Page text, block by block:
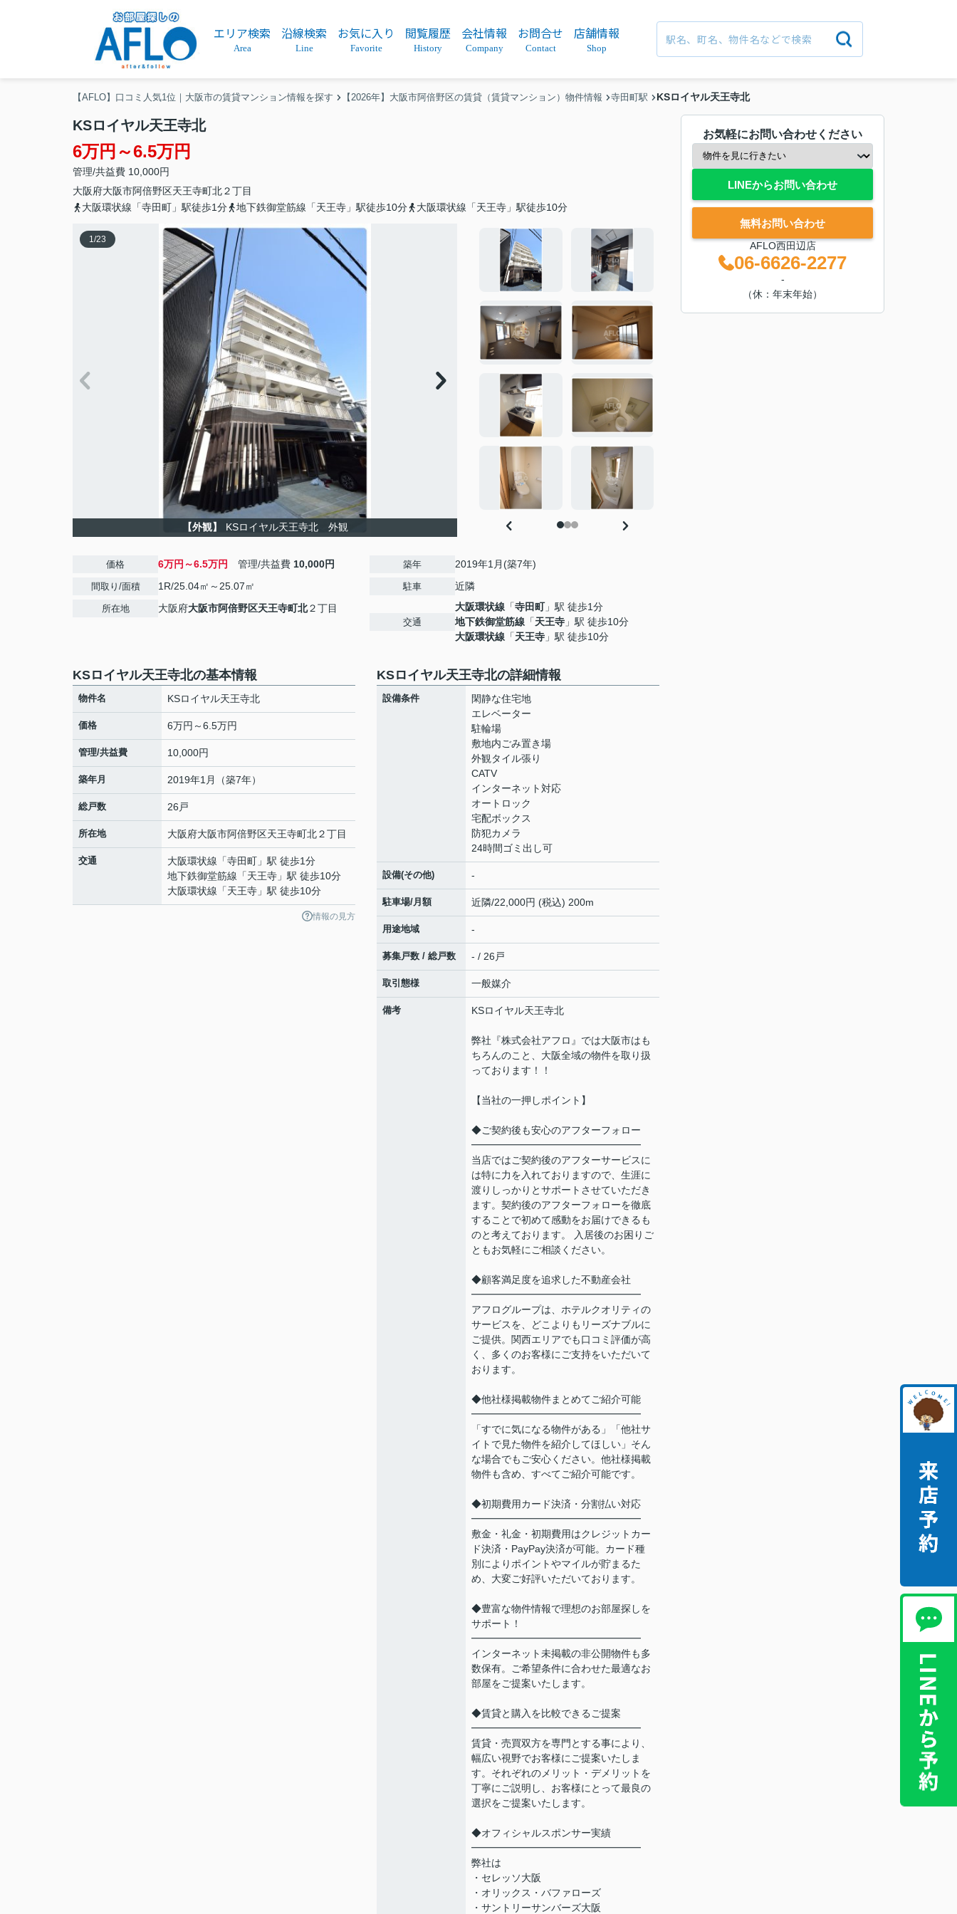
エリア検索
Area
沿線検索
Line
お気に入り
Favorite
閲覧履歴
History
会社情報
Company
お問合せ
Contact
店舗情報
Shop
【AFLO】口コミ人気1位｜大阪市の賃貸マンション情報を探す 【2026年】大阪市阿倍野区の賃貸（賃貸マンション）物件情報 寺田町駅 KSロイヤル天王寺北
KSロイヤル天王寺北
6万円～6.5万円
管理/共益費 10,000円
大阪府大阪市阿倍野区天王寺町北２丁目
大阪環状線「寺田町」駅徒歩1分
地下鉄御堂筋線「天王寺」駅徒歩10分 大阪環状線「天王寺」駅徒歩10分
1/23
【外観】 KSロイヤル天王寺北 外観
価格 6万円～6.5万円 管理/共益費 10,000円
間取り/面積 1R/25.04㎡～25.07㎡
所在地 大阪府大阪市阿倍野区天王寺町北２丁目
築年 2019年1月(築7年)
駐車 近隣
交通
大阪環状線 「寺田町」駅 徒歩1分
地下鉄御堂筋線 「天王寺 」駅 徒歩10分
大阪環状線 「天王寺 」駅 徒歩10分
KSロイヤル天王寺北の基本情報
物件名 KSロイヤル天王寺北
価格 6万円～6.5万円
管理/共益費 10,000円
築年月 2019年1月（築7年）
総戸数 26戸
所在地 大阪府大阪市阿倍野区天王寺町北２丁目
交通 大阪環状線 「寺田町 」駅 徒歩1分
地下鉄御堂筋線 「天王寺 」駅 徒歩10分
大阪環状線 「天王寺 」駅 徒歩10分
情報の見方
KSロイヤル天王寺北の詳細情報
設備条件
閑静な住宅地
エレベーター
駐輪場
敷地内ごみ置き場
外観タイル張り
CATV
インターネット対応
オートロック
宅配ボックス
防犯カメラ
24時間ゴミ出し可
設備(その他) -
駐車場/月額 近隣/22,000円 (税込) 200m
用途地域 -
募集戸数 / 総戸数 - / 26戸
取引態様 一般媒介
備考 KSロイヤル天王寺北
弊社『株式会社アフロ』では大阪市はも
ちろんのこと、大阪全域の物件を取り扱
っております！！
【当社の一押しポイント】
◆ご契約後も安心のアフターフォロー
━━━━━━━━━━━━━━━━━
当店ではご契約後のアフターサービスに
は特に力を入れておりますので、生涯に
渡りしっかりとサポートさせていただき
ます。契約後のアフターフォローを徹底
することで初めて感動をお届けできるも
のと考えております。 入居後のお困りご
ともお気軽にご相談ください。
◆顧客満足度を追求した不動産会社
━━━━━━━━━━━━━━━━━
アフログループは、ホテルクオリティの
サービスを、どこよりもリーズナブルに
ご提供。関西エリアでも口コミ評価が高
く、多くのお客様にご支持をいただいて
おります。
◆他社様掲載物件まとめてご紹介可能
━━━━━━━━━━━━━━━━━
「すでに気になる物件がある」「他社サ
イトで見た物件を紹介してほしい」そん
な場合でもご安心ください。他社様掲載
物件も含め、すべてご紹介可能です。
◆初期費用カード決済・分割払い対応
━━━━━━━━━━━━━━━━━
敷金・礼金・初期費用はクレジットカー
ド決済・PayPay決済が可能。カード種
別によりポイントやマイルが貯まるた
め、大変ご好評いただいております。
◆豊富な物件情報で理想のお部屋探しを
サポート！
━━━━━━━━━━━━━━━━━
インターネット未掲載の非公開物件も多
数保有。ご希望条件に合わせた最適なお
部屋をご提案いたします。
◆賃貸と購入を比較できるご提案
━━━━━━━━━━━━━━━━━
賃貸・売買双方を専門とする事により、
幅広い視野でお客様にご提案いたしま
す。それぞれのメリット・デメリットを
丁寧にご説明し、お客様にとって最良の
選択をご提案いたします。
◆オフィシャルスポンサー実績
━━━━━━━━━━━━━━━━━
弊社は
・セレッソ大阪
・オリックス・バファローズ
・サントリーサンバーズ大阪
お気軽にお問い合わせください
LINEからお問い合わせ
無料お問い合わせ
AFLO西田辺店
06-6626-2277
-
（休：年末年始）